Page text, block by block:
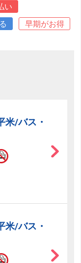
い
早期がお得
米/バス・
米/バス・